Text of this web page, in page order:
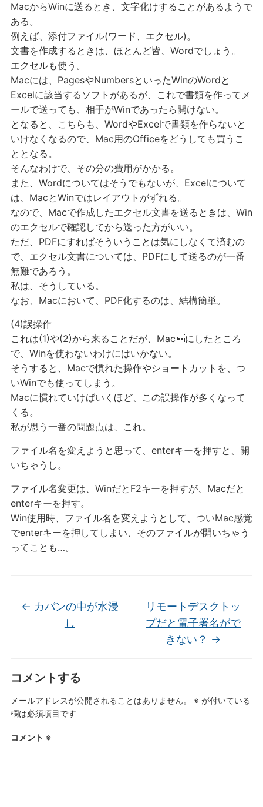
MacからWinに送るとき、文字化けすることがあるようで
ある。
例えば、添付ファイル(ワード、エクセル)。
文書を作成するときは、ほとんど皆、Wordでしょう。
エクセルも使う。
Macには、PagesやNumbersといったWinのWordと
Excelに該当するソフトがあるが、これで書類を作ってメ
ールで送っても、相手がWinであったら開けない。
となると、こちらも、WordやExcelで書類を作らないと
いけなくなるので、Mac用のOfficeをどうしても買うこ
ととなる。
そんなわけで、その分の費用がかかる。
また、Wordについてはそうでもないが、Excelについて
は、MacとWinではレイアウトがずれる。
なので、Macで作成したエクセル文書を送るときは、Win
のエクセルで確認してから送った方がいい。
ただ、PDFにすればそういうことは気にしなくて済むの
で、エクセル文書については、PDFにして送るのが一番
無難であろう。
私は、そうしている。
なお、Macにおいて、PDF化するのは、結構簡単。
(4)誤操作
これは(1)や(2)から来ることだが、Macにしたところ
で、Winを使わないわけにはいかない。
そうすると、Macで慣れた操作やショートカットを、つ
いWinでも使ってしまう。
Macに慣れていけばいくほど、この誤操作が多くなって
くる。
私が思う一番の問題点は、これ。
ファイル名を変えようと思って、enterキーを押すと、開
いちゃうし。
ファイル名変更は、WinだとF2キーを押すが、Macだと
enterキーを押す。
Win使用時、ファイル名を変えようとして、ついMac感覚
でenterキーを押してしまい、そのファイルが開いちゃう
ってことも…。
← カバンの中が水浸
し
リモートデスクトッ
プだと電子署名がで
きない？ →
コメントする
メールアドレスが公開されることはありません。 ※ が付いている
欄は必須項目です
コメント ※